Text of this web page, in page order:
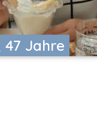
47 Jahre